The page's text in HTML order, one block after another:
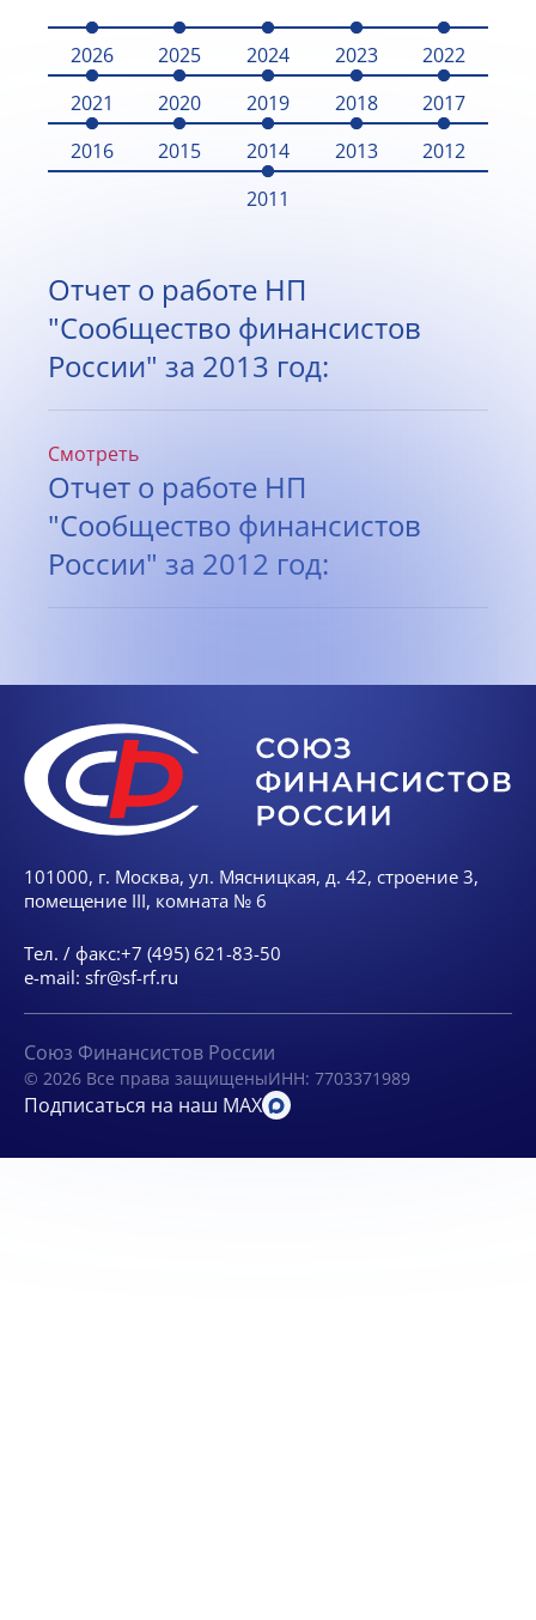
2026 2025 2024 2023
2022
2021
2020 2019 2018
2017
2016
2015 2014 2013
2012
2011
Отчет о работе НП
"Сообщество финансистов
России" за 2013 год:
Смотреть
Отчет о работе НП
"Сообщество финансистов
России" за 2012 год:
101000, г. Москва, ул. Мясницкая, д. 42, строение 3,
помещение III, комната № 6
Тел. / факс:+7 (495) 621-83-50
e-mail: sfr@sf-rf.ru
Союз Финансистов России
© 2026 Все права защищеныИНН: 7703371989
Подписаться на наш MAX